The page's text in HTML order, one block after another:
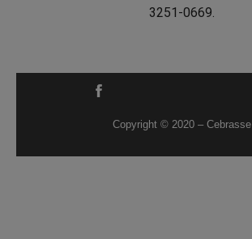
3251-0669.
Copyright © 2020 – Cebrasse